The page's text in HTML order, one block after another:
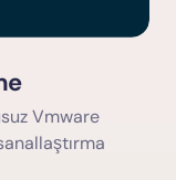
Vmware